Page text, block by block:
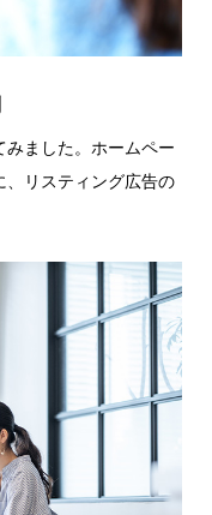
みました。ホームペー
、リスティング広告の